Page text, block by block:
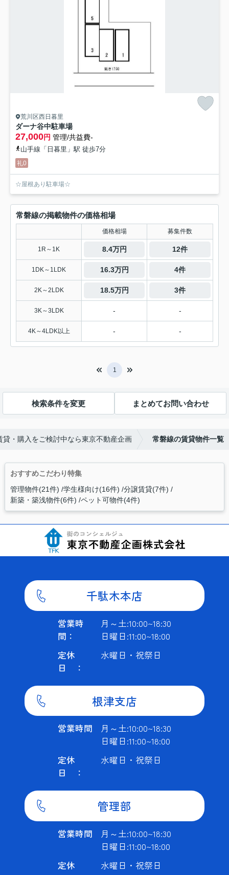
荒川区西日暮里
ダーナ谷中駐車場
27,000円 管理/共益費-
山手線「日暮里」駅 徒歩7分
礼0
☆屋根あり駐車場☆
常磐線の掲載物件の価格相場
価格相場 募集件数
1R～1K 8.4万円 12件
1DK～1LDK 16.3万円 4件
2K～2LDK 18.5万円 3件
3K～3LDK - -
4K～4LDK以上 - -
1
検索条件を変更 まとめてお問い合わせ
貸・購入をご検討中なら東京不動産企画 常磐線の賃貸物件一覧
おすすめこだわり特集
管理物件(21件) 学生様向け(16件) 分譲賃貸(7件)
新築・築浅物件(6件) ペット可物件(4件)
千駄木本店
営業時
間：
月～土:10:00~18:30
日曜日:11:00~18:00
定休
日 ：
水曜日・祝祭日
根津支店
営業時間
月～土:10:00~18:30
日曜日:11:00~18:00
定休
日 ：
水曜日・祝祭日
管理部
営業時間
月～土:10:00~18:30
日曜日:11:00~18:00
定休
水曜日・祝祭日